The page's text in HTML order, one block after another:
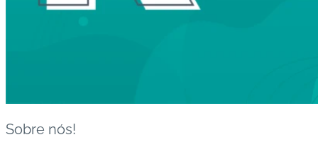
Sobre nós!